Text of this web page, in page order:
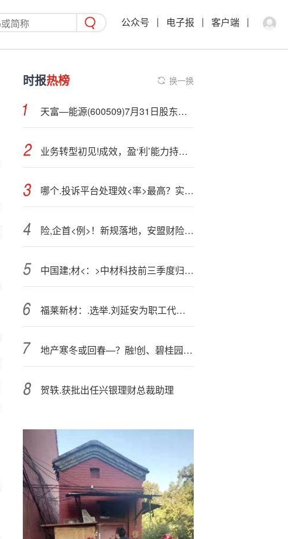
公众号 电子报 客户端
时报热榜 换一换
天富—能源(600509)7月31日股东户数6.75万户，较上期减少3.25%
业务转型初见!成效，盈‘利’能力持续改善，净利润同比增长超30%
哪个.投诉平台处理效<率>最高？实测对比来了
险,企首<例>！新规落地，安盟财险1.46亿资本公积补亏优化结构，行业再添新财务工具应用范例
中国建;材<：>中材科技前三季度归母净利润14.8亿元 同比增长143.24%
福莱新材：.选举.刘延安为职工代表董事
地产寒冬或回春—？融!创、碧桂园都“活”过来了？
贺轶.获批出任兴银理财总裁助理